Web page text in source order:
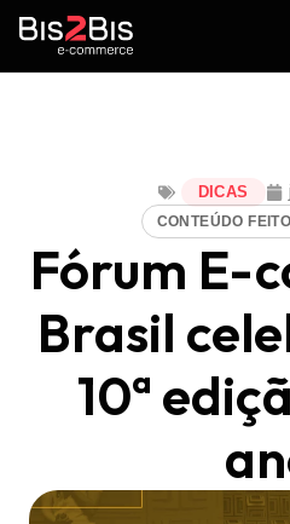
DICAS
CONTEÚDO
Fórum E-
Brasil
10ª